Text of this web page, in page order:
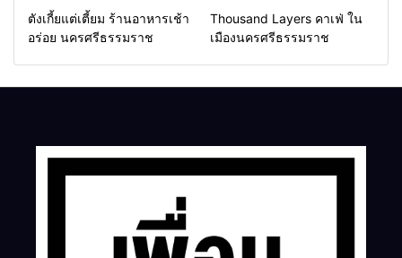
ตังเกี้ยแต่เตี้ยม ร้านอาหารเช้า
อร่อย นครศรีธรรมราช
Thousand Layers คาเฟ่ ใน
เมืองนครศรีธรรมราช